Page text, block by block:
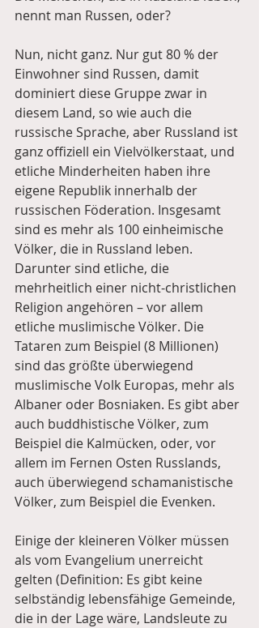
nennt man Russen, oder?
Nun, nicht ganz. Nur gut 80 % der
Einwohner sind Russen, damit
dominiert diese Gruppe zwar in
diesem Land, so wie auch die
russische Sprache, aber Russland ist
ganz offiziell ein Vielvölkerstaat, und
etliche Minderheiten haben ihre
eigene Republik innerhalb der
russischen Föderation. Insgesamt
sind es mehr als 100 einheimische
Völker, die in Russland leben.
Darunter sind etliche, die
mehrheitlich einer nicht-christlichen
Religion angehören – vor allem
etliche muslimische Völker. Die
Tataren zum Beispiel (8 Millionen)
sind das größte überwiegend
muslimische Volk Europas, mehr als
Albaner oder Bosniaken. Es gibt aber
auch buddhistische Völker, zum
Beispiel die Kalmücken, oder, vor
allem im Fernen Osten Russlands,
auch überwiegend schamanistische
Völker, zum Beispiel die Evenken.
Einige der kleineren Völker müssen
als vom Evangelium unerreicht
gelten (Definition: Es gibt keine
selbständig lebensfähige Gemeinde,
die in der Lage wäre, Landsleute zu